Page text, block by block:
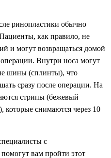
ринопластики обычно
как правило, не
и могут возвращаться домой
Внутри носа могут
шины (сплинты), что
сразу после операции. На
стрипы (бежевый
которые снимаются через 10
с
вам пройти этот